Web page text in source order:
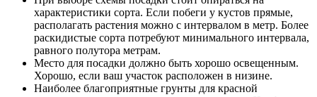
характеристики сорта. Если побеги у кустов прямые,
располагать растения можно с интервалом в метр. Более
раскидистые сорта потребуют минимального интервала,
равного полутора метрам.
Место для посадки должно быть хорошо освещенным.
Хорошо, если ваш участок расположен в низине.
Наиболее благоприятные грунты для красной